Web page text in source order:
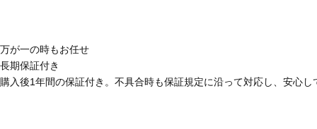
万が一の時もお任せ
長期保証付き
購入後1年間の保証付き。不具合時も保証規定に沿って対応し、安心